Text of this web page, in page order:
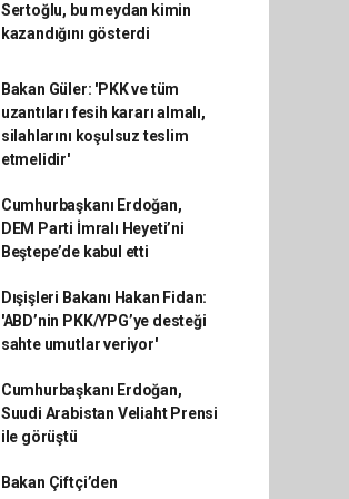
Sertoğlu, bu meydan kimin
kazandığını gösterdi
Bakan Güler: 'PKK ve tüm
uzantıları fesih kararı almalı,
silahlarını koşulsuz teslim
etmelidir'
Cumhurbaşkanı Erdoğan,
DEM Parti İmralı Heyeti’ni
Beştepe’de kabul etti
Dışişleri Bakanı Hakan Fidan:
'ABD’nin PKK/YPG’ye desteği
sahte umutlar veriyor'
Cumhurbaşkanı Erdoğan,
Suudi Arabistan Veliaht Prensi
ile görüştü
Bakan Çiftçi’den